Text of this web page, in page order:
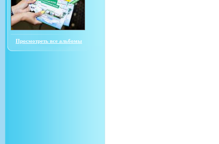
Просмотреть все альбомы